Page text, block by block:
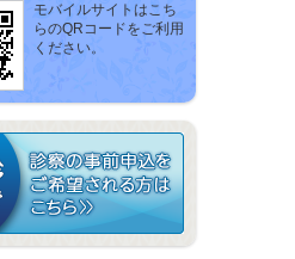
モバイルサイトはこち
らのQRコードをご利用
ください。